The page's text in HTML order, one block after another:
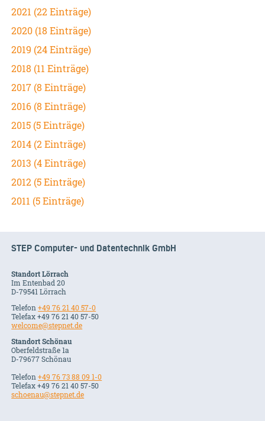
2021 (22 Einträge)
2020 (18 Einträge)
2019 (24 Einträge)
2018 (11 Einträge)
2017 (8 Einträge)
2016 (8 Einträge)
2015 (5 Einträge)
2014 (2 Einträge)
2013 (4 Einträge)
2012 (5 Einträge)
2011 (5 Einträge)
STEP Computer- und Datentechnik GmbH
Standort Lörrach
Im Entenbad 20
D-79541 Lörrach
Telefon+49 76 21 40 57-0
Telefax +49 76 21 40 57-50
welcome@stepnet.de
Standort Schönau
Oberfeldstraße 1a
D-79677 Schönau
Telefon+49 76 73 88 09 1-0
Telefax +49 76 21 40 57-50
schoenau@stepnet.de